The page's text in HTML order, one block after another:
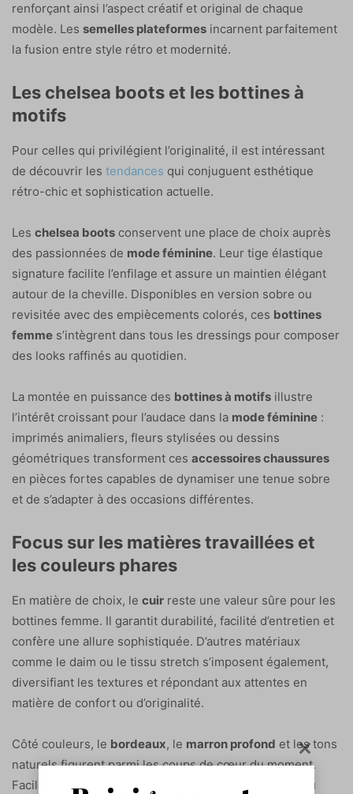
renforçant ainsi l’aspect créatif et original de chaque
modèle. Les semelles plateformes incarnent parfaitement
la fusion entre style rétro et modernité.
Les chelsea boots et les bottines à
motifs
Pour celles qui privilégient l’originalité, il est intéressant
de découvrir les tendances qui conjuguent esthétique
rétro-chic et sophistication actuelle.
Les chelsea boots conservent une place de choix auprès
des passionnées de mode féminine. Leur tige élastique
signature facilite l’enfilage et assure un maintien élégant
autour de la cheville. Disponibles en version sobre ou
revisitée avec des empiècements colorés, ces bottines
femme s’intègrent dans tous les dressings pour composer
des looks raffinés au quotidien.
La montée en puissance des bottines à motifs illustre
l’intérêt croissant pour l’audace dans la mode féminine :
imprimés animaliers, fleurs stylisées ou dessins
géométriques transforment ces accessoires chaussures
en pièces fortes capables de dynamiser une tenue sobre
et de s’adapter à des occasions différentes.
Focus sur les matières travaillées et
les couleurs phares
En matière de choix, le cuir reste une valeur sûre pour les
bottines femme. Il garantit durabilité, facilité d’entretien et
confère une allure sophistiquée. D’autres matériaux
comme le daim ou le tissu stretch s’imposent également,
diversifiant les textures et répondant aux attentes en
matière de confort ou d’originalité.
Côté couleurs, le bordeaux, le marron profond et les tons
naturels figurent parmi les coups de cœur du moment.
Faciles à associer, ils replacent les
au